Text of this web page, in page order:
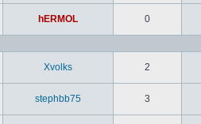
hERMOL 0
Xvolks 2
stephbb75 3